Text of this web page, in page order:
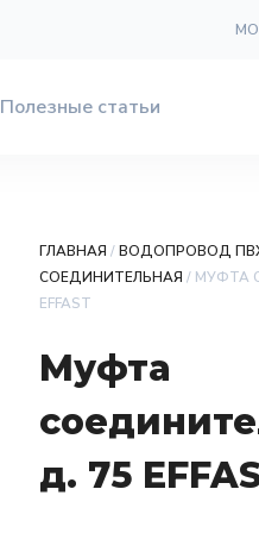
Полезные статьи
ГЛАВНАЯ /ВОДОПРОВОД
СОЕДИНИТЕЛЬНАЯ / МУФТА
EFFAST
Муфта
д. 75